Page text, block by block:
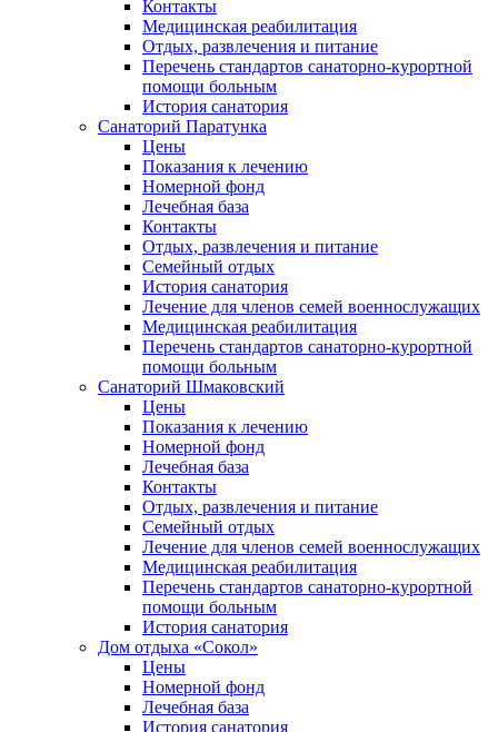
Контакты
Медицинская реабилитация
Отдых, развлечения и питание
Перечень стандартов санаторно-курортной
помощи больным
История санатория
Санаторий Паратунка
Цены
Показания к лечению
Номерной фонд
Лечебная база
Контакты
Отдых, развлечения и питание
Семейный отдых
История санатория
Лечение для членов семей военнослужащих
Медицинская реабилитация
Перечень стандартов санаторно-курортной
помощи больным
Санаторий Шмаковский
Цены
Показания к лечению
Номерной фонд
Лечебная база
Контакты
Отдых, развлечения и питание
Семейный отдых
Лечение для членов семей военнослужащих
Медицинская реабилитация
Перечень стандартов санаторно-курортной
помощи больным
История санатория
Дом отдыха «Сокол»
Цены
Номерной фонд
Лечебная база
История санатория